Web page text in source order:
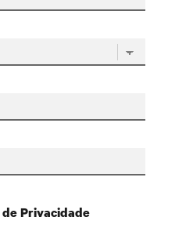
Privacidade